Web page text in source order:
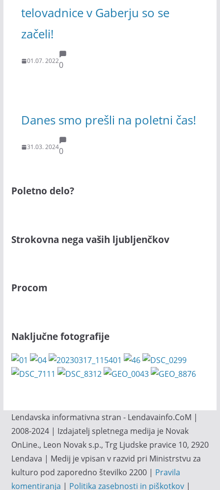
telovadnice v Gaberju so se
začeli!
01.07. 20220
Danes smo prešli na poletni čas!
31.03. 20240
Poletno delo?
Strokovna nega vaših ljubljenčkov
Procom
Naključne fotografije
Lendavska informativna stran - Lendavainfo.CoM |
2008-2024 | Izdajatelj spletnega medija je Novak
OnLine., Leon Novak s.p., Trg Ljudske pravice 10, 2920
Lendava | Medij je vpisan v razvid pri Ministrstvu za
kulturo pod zaporedno številko 2200 | Pravila
komentiranja | Politika zasebnosti in piškotkov|